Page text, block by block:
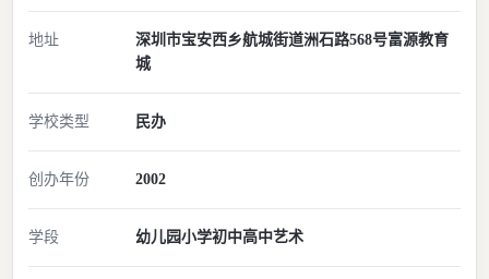
地址
深圳市宝安西乡航城街道洲石路568号富源教育
城
学校类型 民办
创办年份 2002
学段 幼儿园小学初中高中艺术